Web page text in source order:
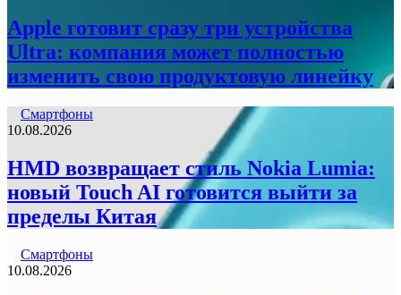
Apple готовит сразу три устройства
Ultra: компания может полностью
изменить свою продуктовую линейку
Смартфоны
10.08.2026
HMD возвращает стиль Nokia Lumia:
новый Touch AI готовится выйти за
пределы Китая
Смартфоны
10.08.2026